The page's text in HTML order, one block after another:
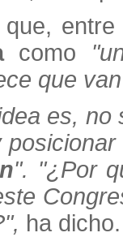
como
que
es, no
". "¿Por
ha dicho.